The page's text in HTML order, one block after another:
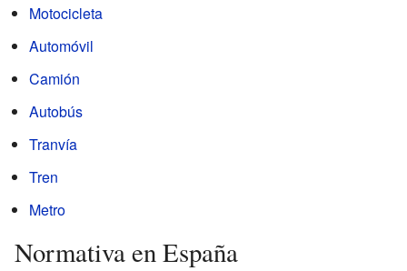
Motocicleta
Automóvil
Camión
Autobús
Tranvía
Tren
Metro
Normativa en España